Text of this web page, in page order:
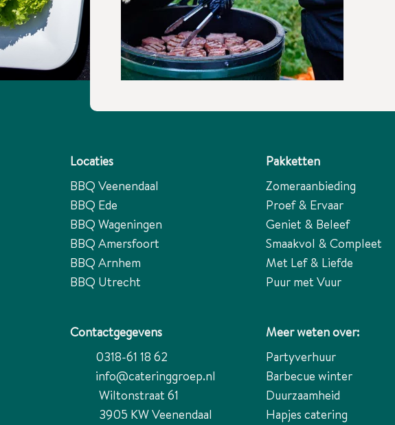
Locaties
BBQ Veenendaal
BBQ Ede
BBQ Wageningen
BBQ Amersfoort
BBQ Arnhem
BBQ Utrecht
Pakketten
Zomeraanbieding
Proef & Ervaar
Geniet & Beleef
Smaakvol & Compleet
Met Lef & Liefde
Puur met Vuur
Contactgegevens
0318-61 18 62
info@cateringgroep.nl
Wiltonstraat 61
3905 KWVeenendaal
Meer weten over:
Partyverhuur
Barbecue winter
Duurzaamheid
Hapjes catering